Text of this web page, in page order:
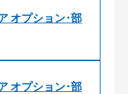
オプション･部
オプション･部